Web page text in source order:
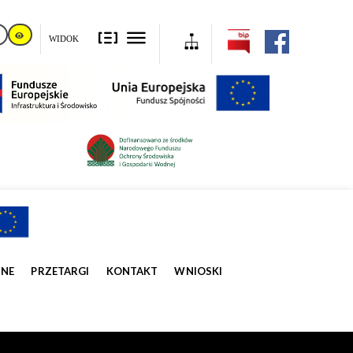
WIDOK
PRZETARGI KONTAKT WNIOSKI